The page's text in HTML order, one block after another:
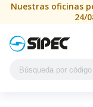
Nuestras oficinas
24/